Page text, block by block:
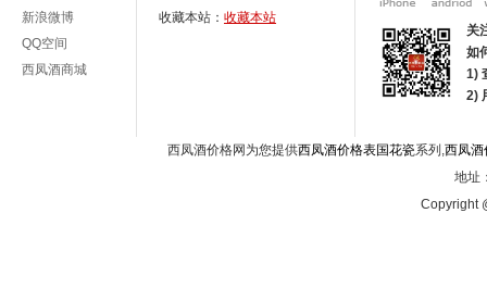
新浪微博
QQ空间
西凤酒商城
收藏本站： 收藏本站
关
如
1)
2)
西凤酒价格网为您提供西凤酒价格表国花瓷系列,西凤酒
地址
Copyright